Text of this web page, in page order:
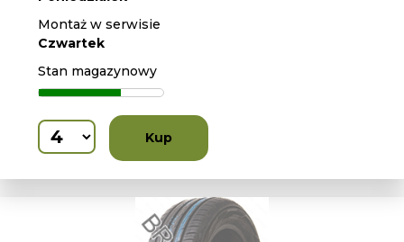
Montaż w serwisie
Czwartek
Stan magazynowy
Kup